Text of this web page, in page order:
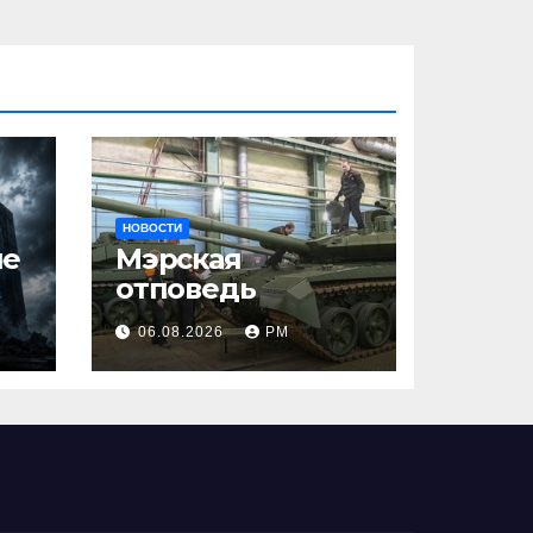
НОВОСТИ
Мэрская
отповедь
06.08.2026 РМ